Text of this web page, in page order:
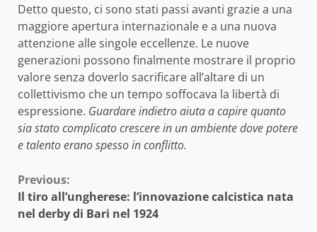
Detto questo, ci sono stati passi avanti grazie a una
maggiore apertura internazionale e a una nuova
attenzione alle singole eccellenze. Le nuove
generazioni possono finalmente mostrare il proprio
valore senza doverlo sacrificare all’altare di un
collettivismo che un tempo soffocava la libertà di
espressione. Guardare indietro aiuta a capire quanto
sia stato complicato crescere in un ambiente dove potere
e talento erano spesso in conflitto.
Continue
Reading
Previous:
Il tiro all’ungherese: l’innovazione calcistica nata
nel derby di Bari nel 1924